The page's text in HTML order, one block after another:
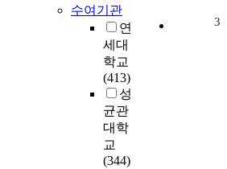
수여기관
연
세대
학교
(413)
성
균관
대학
교
(344)
3